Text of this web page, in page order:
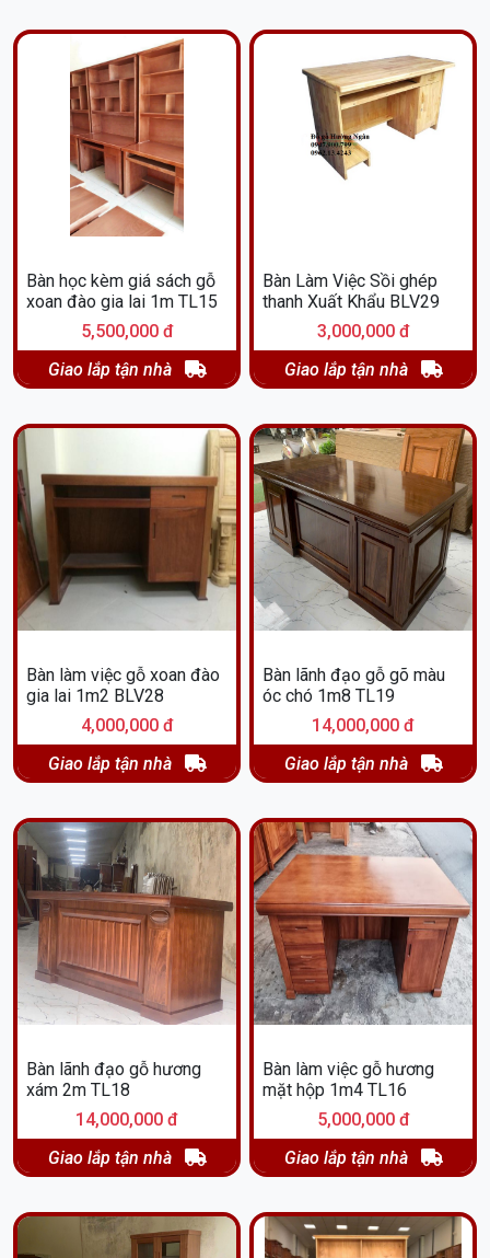
Bàn học kèm giá sách gỗ
xoan đào gia lai 1m TL15
5,500,000 đ
Giao lắp tận nhà
Bàn Làm Việc Sồi ghép
thanh Xuất Khẩu BLV29
3,000,000 đ
Giao lắp tận nhà
Bàn làm việc gỗ xoan đào
gia lai 1m2 BLV28
4,000,000 đ
Giao lắp tận nhà
Bàn lãnh đạo gỗ gõ màu
óc chó 1m8 TL19
14,000,000 đ
Giao lắp tận nhà
Bàn lãnh đạo gỗ hương
xám 2m TL18
14,000,000 đ
Giao lắp tận nhà
Bàn làm việc gỗ hương
mặt hộp 1m4 TL16
5,000,000 đ
Giao lắp tận nhà